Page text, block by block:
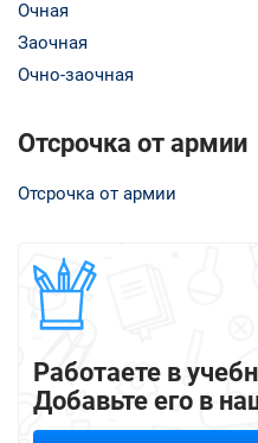
Очная
Заочная
Очно-заочная
Отсрочка от армии
Отсрочка от армии
Работаете в
Добавьте его в